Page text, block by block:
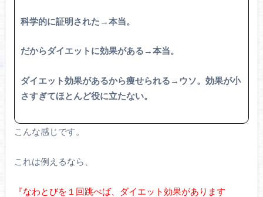
科学的に証明された→本当。
だからダイエットに効果がある→本当。
ダイエット効果があるから痩せられる→ウソ。効果が小
さすぎてほとんど役に立たない。
こんな感じです。
これは例えるなら、
『なわとびを１回跳べば、ダイエット効果があります